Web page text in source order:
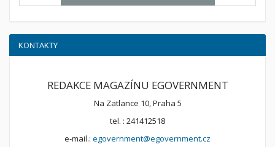
KONTAKTY
REDAKCE MAGAZÍNU EGOVERNMENT
Na Zatlance 10, Praha 5
tel. : 241412518
e-mail.: egovernment@egovernment.cz